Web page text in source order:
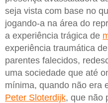
seja vista com base no
jogando-a na área do
a experiência trágica de
experiência traumática
parentes falecidos,
uma sociedade que até
mínima, quando não era
Peter Sloterdijk, que não